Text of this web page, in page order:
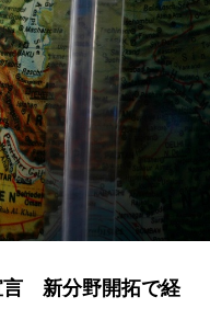
言 新分野開拓で経